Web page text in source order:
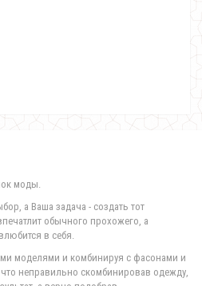
моды.
а Ваша задача - создать тот
обычного прохожего, а
в себя.
моделями и комбинируя с фасонами и
неправильно скомбинировав одежду,